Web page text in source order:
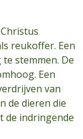
reukoffer. Een
stemmen. De
Een
van
de dieren die
de indringende